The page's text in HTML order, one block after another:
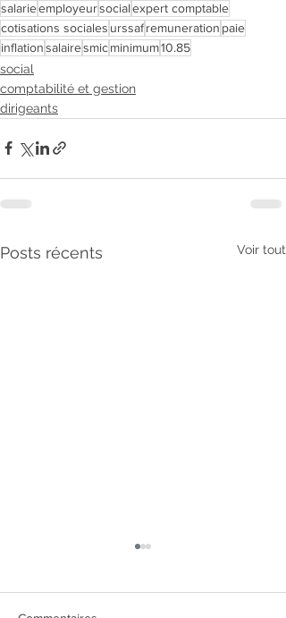
salarieemployeursocialexpert comptable
cotisations sociales urssafremuneration paie
inflationsalairesmicminimum10.85
social
comptabilité et gestion
dirigeants
Posts récents Voir tout